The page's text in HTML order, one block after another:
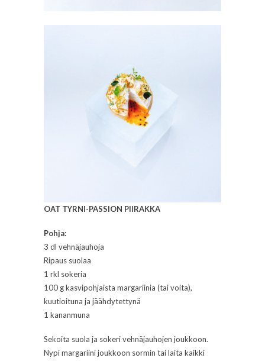
OAT TYRNI-PASSION PIIRAKKA
Pohja:
3 dl vehnäjauhoja
Ripaus suolaa
1 rkl sokeria
100 g kasvipohjaista margariinia (tai voita),
kuutioituna ja jäähdytettynä
1 kananmuna
Sekoita suola ja sokeri vehnäjauhojen joukkoon.
Nypi margariini joukkoon sormin tai laita kaikki